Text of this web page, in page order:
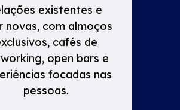
existentes e
novas, com almoços
cafés de
open bars e
focadas nas
pessoas.